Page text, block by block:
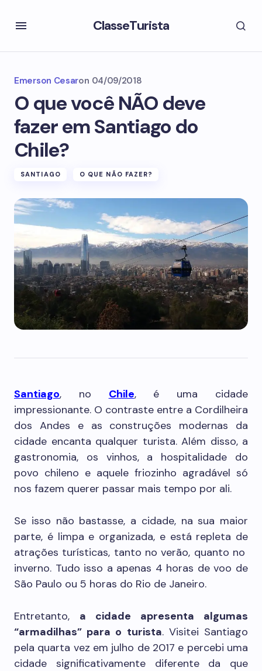
ClasseTurista
Emerson Cesaron 04/09/2018
O que você NÃO deve
fazer em Santiago do
Chile?
SANTIAGO O QUE NÃO FAZER?
Santiago, no Chile, é uma cidade
impressionante. O contraste entre a Cordilheira
dos Andes e as construções modernas da
cidade encanta qualquer turista. Além disso, a
gastronomia, os vinhos, a hospitalidade do
povo chileno e aquele friozinho agradável só
nos fazem querer passar mais tempo por ali.
Se isso não bastasse, a cidade, na sua maior
parte, é limpa e organizada, e está repleta de
atrações turísticas, tanto no verão, quanto no
inverno. Tudo isso a apenas 4 horas de voo de
São Paulo ou 5 horas do Rio de Janeiro.
Entretanto, a cidade apresenta algumas
“armadilhas” para o turista. Visitei Santiago
pela quarta vez em julho de 2017 e percebi uma
cidade significativamente diferente da que